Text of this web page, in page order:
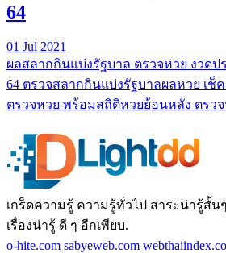
64
01 Jul 2021
ผลสลากกินแบ่งรัฐบาล ตรวจหวย งวดป
64 ตรวจสลากกินแบ่งรัฐบาลผลหวย เช็
ตรวจหวย พร้อมสถิติหวยย้อนหลัง ตรวจ
เกร็ดความรู้ ความรู้ทั่วไป สาระน่ารู้สั้น
เรื่องน่ารู้ ดี ๆ อีกเพียบ.
o-hite.com sabyeweb.com